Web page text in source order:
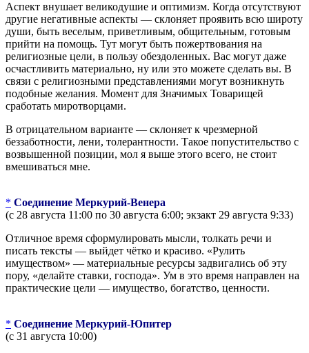
Аспект внушает великодушие и оптимизм. Когда отсутствуют
другие негативные аспекты — склоняет проявить всю широту
души, быть веселым, приветливым, общительным, готовым
прийти на помощь. Тут могут быть пожертвования на
религиозные цели, в пользу обездоленных. Вас могут даже
осчастливить материально, ну или это можете сделать вы. В
связи с религиозными представлениями могут возникнуть
подобные желания. Момент для Значимых Товарищей
сработать миротворцами.
В отрицательном варианте — склоняет к чрезмерной
беззаботности, лени, толерантности. Такое попустительство с
возвышенной позиции, мол я выше этого всего, не стоит
вмешиваться мне.
* Соединение Меркурий-Венера
(с 28 августа 11:00 по 30 августа 6:00; экзакт 29 августа 9:33)
Отличное время сформулировать мысли, толкать речи и
писать тексты — выйдет чётко и красиво. «Рулить
имуществом» — материальные ресурсы задвигались об эту
пору, «делайте ставки, господа». Ум в это время направлен на
практические цели — имущество, богатство, ценности.
* Соединение Меркурий-Юпитер
(с 31 августа 10:00)